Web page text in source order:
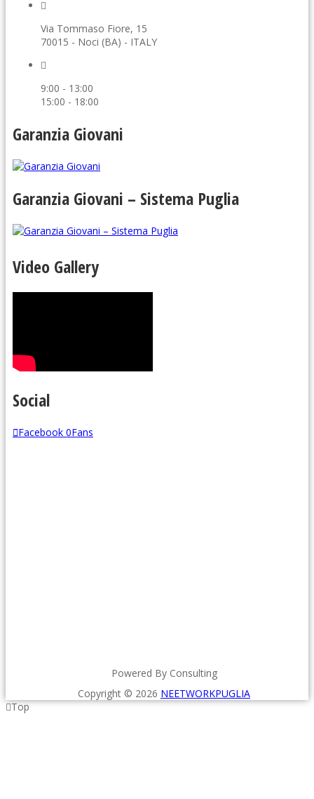
Via Tommaso Fiore, 15
70015 - Noci (BA) - ITALY
9:00 - 13:00
15:00 - 18:00
Garanzia Giovani
Garanzia Giovani – Sistema Puglia
Video Gallery
Social
Facebook 0Fans
Powered By Consulting
Copyright © 2026 NEETWORKPUGLIA
Top